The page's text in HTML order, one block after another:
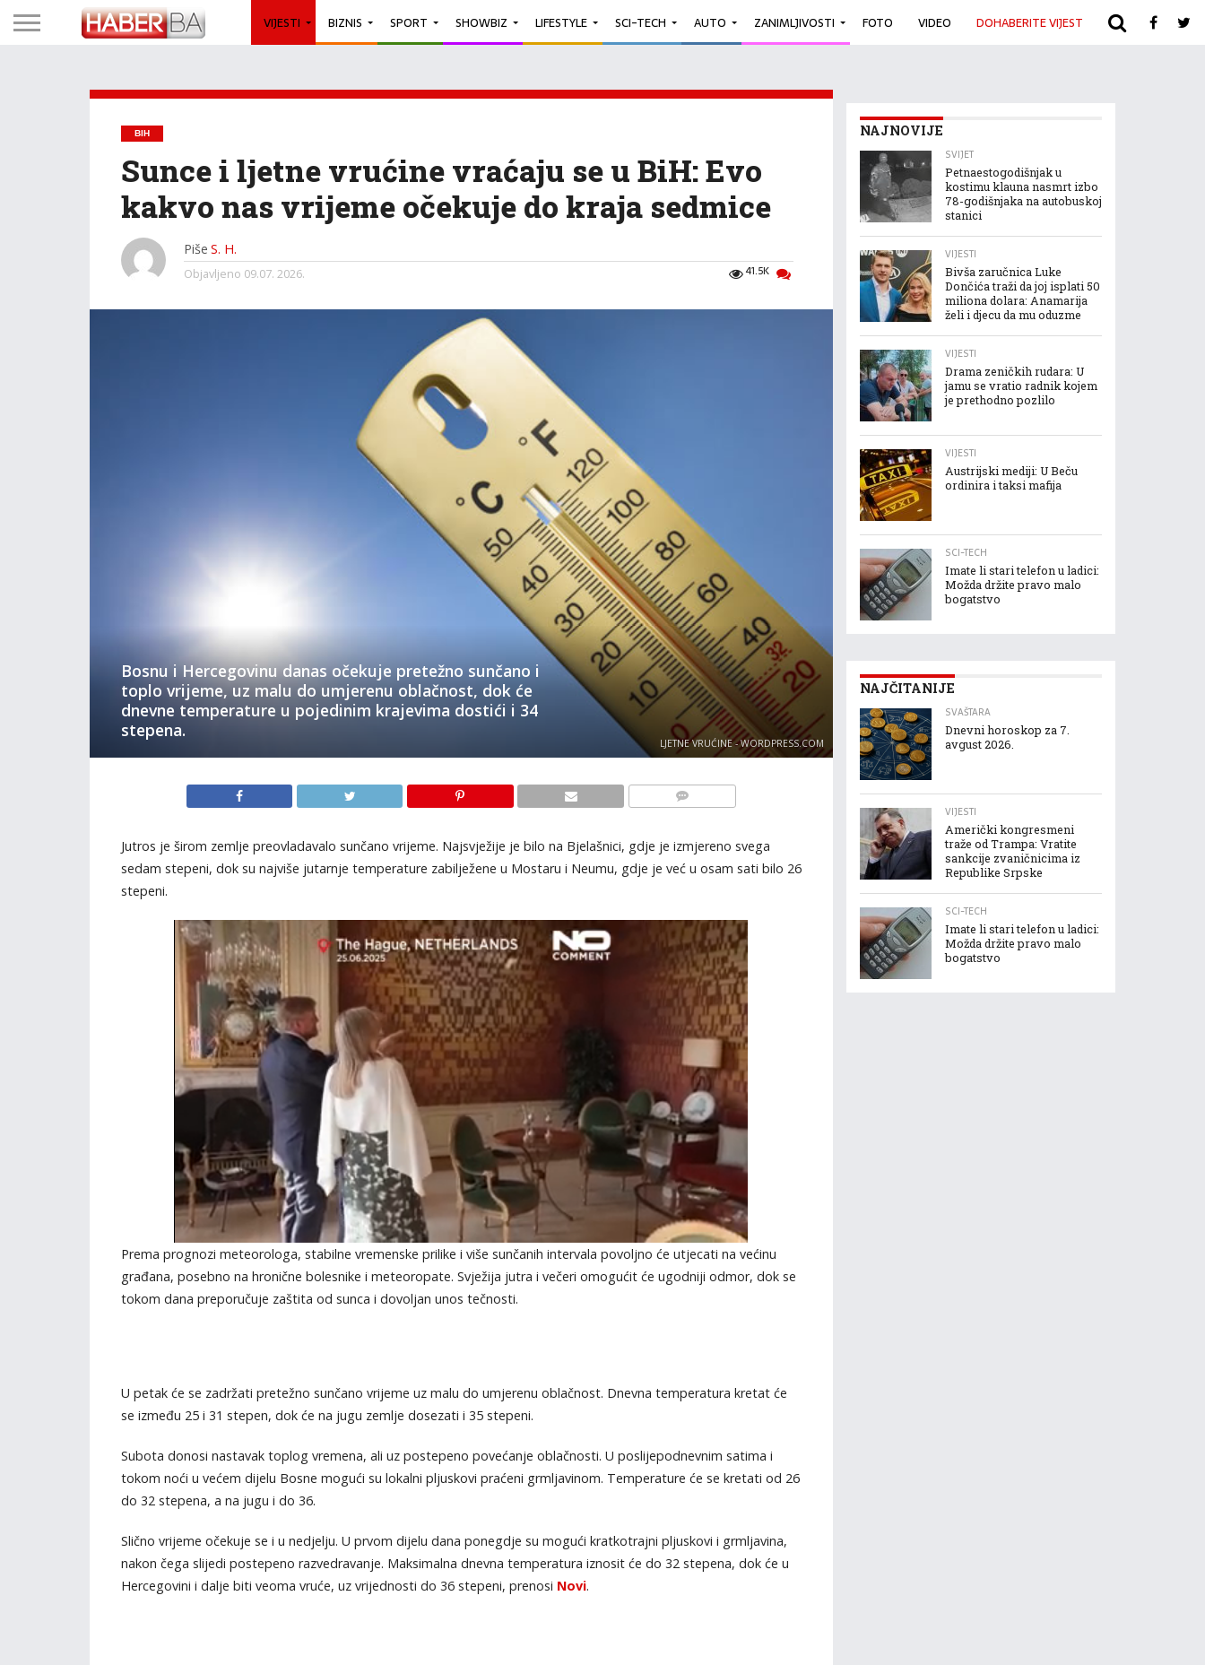
VIJESTI BIZNIS SPORT SHOWBIZ LIFESTYLE SCI-TECH AUTO ZANIMLJIVOSTI FOTO VIDEO DOHABERITE VIJEST ARHIVA
BIH
Sunce i ljetne vrućine vraćaju se u BiH: Evo
kakvo nas vrijeme očekuje do kraja sedmice
Piše S. H.
41.5K
Objavljeno 09.07. 2026.
Bosnu i Hercegovinu danas očekuje pretežno sunčano i
toplo vrijeme, uz malu do umjerenu oblačnost, dok će
dnevne temperature u pojedinim krajevima dostići i 34
stepena.
LJETNE VRUĆINE - WORDPRESS.COM
Jutros je širom zemlje preovladavalo sunčano vrijeme. Najsvježije je bilo na Bjelašnici, gdje je izmjereno svega
sedam stepeni, dok su najviše jutarnje temperature zabilježene u Mostaru i Neumu, gdje je već u osam sati bilo 26
stepeni.
Prema prognozi meteorologa, stabilne vremenske prilike i više sunčanih intervala povoljno će utjecati na većinu
građana, posebno na hronične bolesnike i meteoropate. Svježija jutra i večeri omogućit će ugodniji odmor, dok se
tokom dana preporučuje zaštita od sunca i dovoljan unos tečnosti.
U petak će se zadržati pretežno sunčano vrijeme uz malu do umjerenu oblačnost. Dnevna temperatura kretat će
se između 25 i 31 stepen, dok će na jugu zemlje dosezati i 35 stepeni.
Subota donosi nastavak toplog vremena, ali uz postepeno povećanje oblačnosti. U poslijepodnevnim satima i
tokom noći u većem dijelu Bosne mogući su lokalni pljuskovi praćeni grmljavinom. Temperature će se kretati od 26
do 32 stepena, a na jugu i do 36.
Slično vrijeme očekuje se i u nedjelju. U prvom dijelu dana ponegdje su mogući kratkotrajni pljuskovi i grmljavina,
nakon čega slijedi postepeno razvedravanje. Maksimalna dnevna temperatura iznosit će do 32 stepena, dok će u
Hercegovini i dalje biti veoma vruće, uz vrijednosti do 36 stepeni, prenosi Novi.
NAJNOVIJE
SVIJET
Petnaestogodišnjak u
kostimu klauna nasmrt izbo
78-godišnjaka na autobuskoj
stanici
VIJESTI
Bivša zaručnica Luke
Dončića traži da joj isplati 50
miliona dolara: Anamarija
želi i djecu da mu oduzme
VIJESTI
Drama zeničkih rudara: U
jamu se vratio radnik kojem
je prethodno pozlilo
VIJESTI
Austrijski mediji: U Beču
ordinira i taksi mafija
SCI-TECH
Imate li stari telefon u ladici:
Možda držite pravo malo
bogatstvo
NAJČITANIJE
SVAŠTARA
Dnevni horoskop za 7.
avgust 2026.
VIJESTI
Američki kongresmeni
traže od Trampa: Vratite
sankcije zvaničnicima iz
Republike Srpske
SCI-TECH
Imate li stari telefon u ladici:
Možda držite pravo malo
bogatstvo